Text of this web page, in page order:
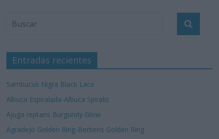
Entradas recientes
Sambucus Nigra Black Lace
Albuca Espiralada-Albuca Spiralis
Ajuga reptans Burgundy Glow
Agradejo Golden Ring-Berberis Golden Ring